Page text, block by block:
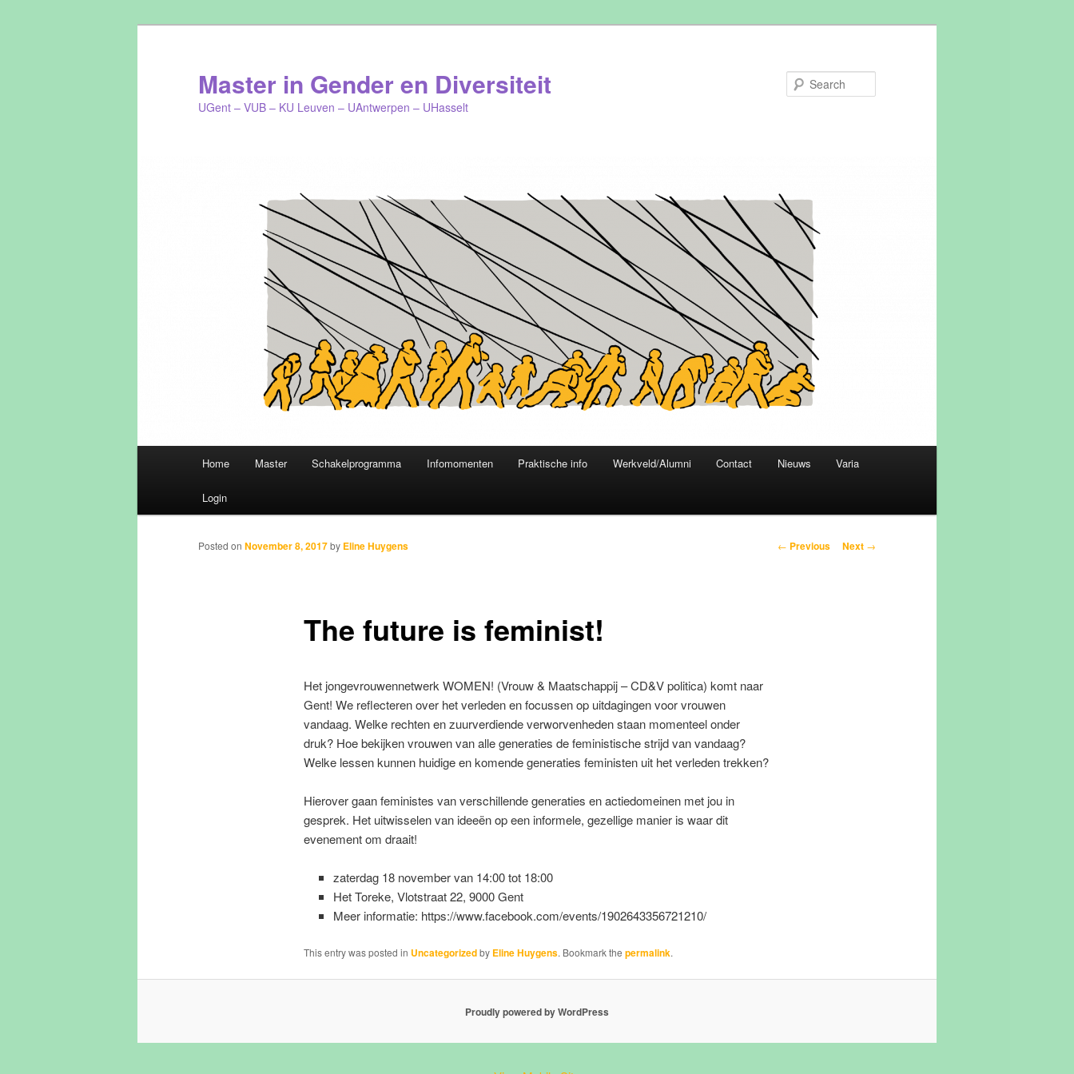
Master in Gender en Diversiteit
UGent – VUB – KU Leuven – UAntwerpen – UHasselt
Skip
to
primary
Home Master Schakelprogramma Infomomenten Praktische info Werkveld/Alumni Contact Nieuws Varia
Login
Post
← Previous Next →
The future is feminist!
Posted on November 8, 2017by Eline Huygens
Het jongevrouwennetwerk WOMEN! (Vrouw & Maatschappij – CD&V politica) komt naar
Gent! We reflecteren over het verleden en focussen op uitdagingen voor vrouwen
vandaag. Welke rechten en zuurverdiende verworvenheden staan momenteel onder
druk? Hoe bekijken vrouwen van alle generaties de feministische strijd van vandaag?
Welke lessen kunnen huidige en komende generaties feministen uit het verleden trekken?
Hierover gaan feministes van verschillende generaties en actiedomeinen met jou in
gesprek. Het uitwisselen van ideeën op een informele, gezellige manier is waar dit
evenement om draait!
zaterdag 18 november van 14:00 tot 18:00
Het Toreke, Vlotstraat 22, 9000 Gent
Meer informatie: https://www.facebook.com/events/1902643356721210/
This entry was posted in Uncategorizedby Eline Huygens. Bookmark the permalink.
Proudly powered by WordPress